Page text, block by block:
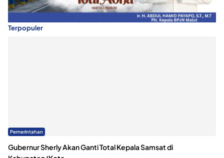
Terpopuler
Pemerintahan
Gubernur Sherly Akan Ganti Total Kepala Samsat di